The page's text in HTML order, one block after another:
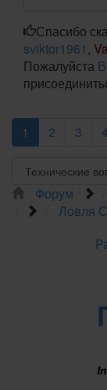
Спасибо
sviktor1961 ,
Пожалуйста
1 2 3 4
Форум
Ловля